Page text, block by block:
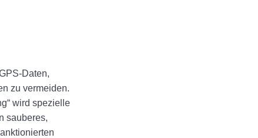
Daten,
zu vermeiden.
wird spezielle
sauberes,